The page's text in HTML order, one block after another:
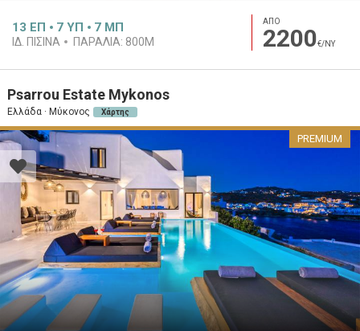
13 ΕΠ 7 ΥΠ 7 ΜΠ
ΙΔ. ΠΙΣΊΝΑ ΠΑΡΑΛΊΑ: 800M
ΑΠΟ
2200€/ΝΥ
Psarrou Estate Mykonos
Ελλάδα · Μύκονος Χάρτης
PREMIUM